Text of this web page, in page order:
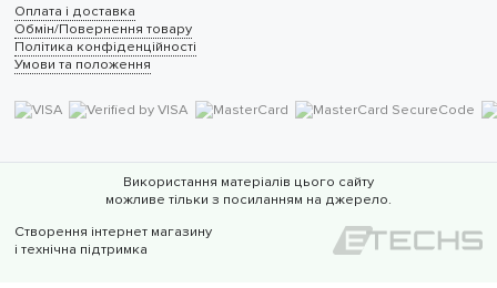
Оплата і доставка
Обмін/Повернення товару
Політика конфіденційності
Умови та положення
Використання матеріалів цього сайту
можливе тільки з посиланням на джерело.
Створення інтернет магазину
і технічна підтримка